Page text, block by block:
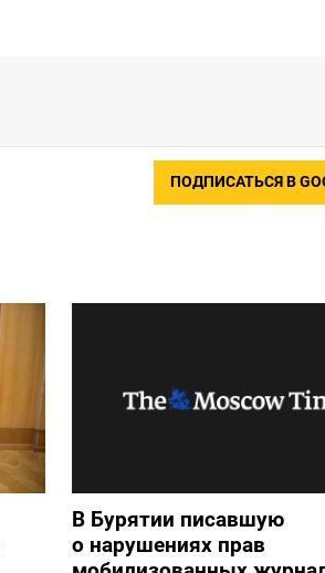
ПОДПИСАТЬСЯ В
В Бурятии писавшую
о нарушениях прав